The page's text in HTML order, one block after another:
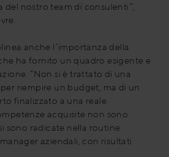
nostro team di consulenti”,
anche l’importanza della
ha fornito un quadro esigente e
“Non si è trattato di una
riempire un budget, ma di un
finalizzato a una reale
acquisite non sono
sono radicate nella routine
aziendali, con risultati